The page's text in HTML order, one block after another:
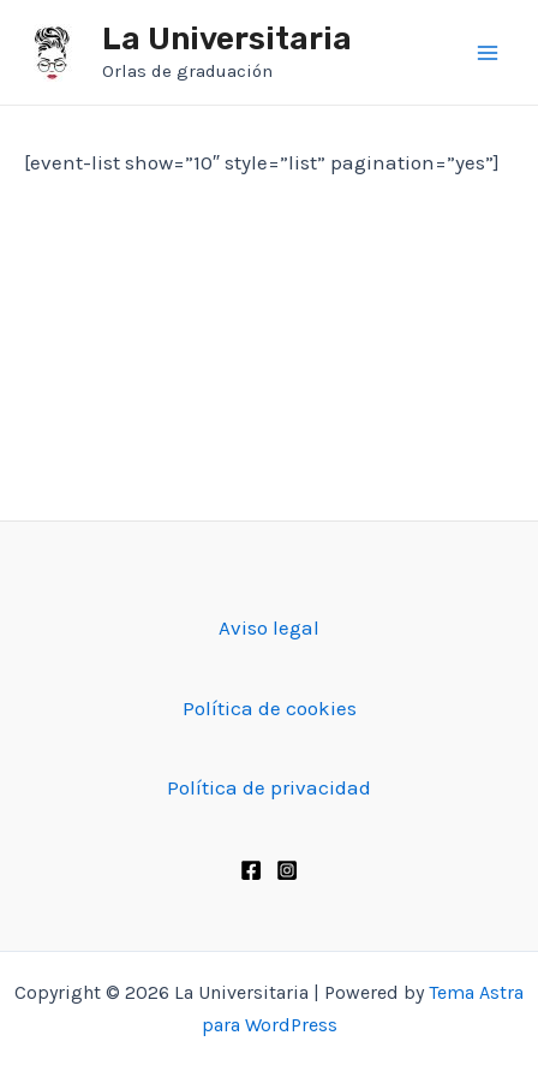
contenido
La Universitaria
Orlas de graduación
[event-list show=”10″ style=”list” pagination=”yes”]
Aviso legal
Política de cookies
Política de privacidad
Copyright © 2026 La Universitaria | Powered byTema Astra
para WordPress